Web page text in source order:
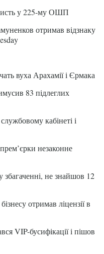
у 225-му ОШП
отримав відзнаку
вуха Арахамії і Єрмака
83 підлеглих
кабінеті і
незаконне
не знайшов 12
отримав ліцензії в
VIP-бусифікації і пішов